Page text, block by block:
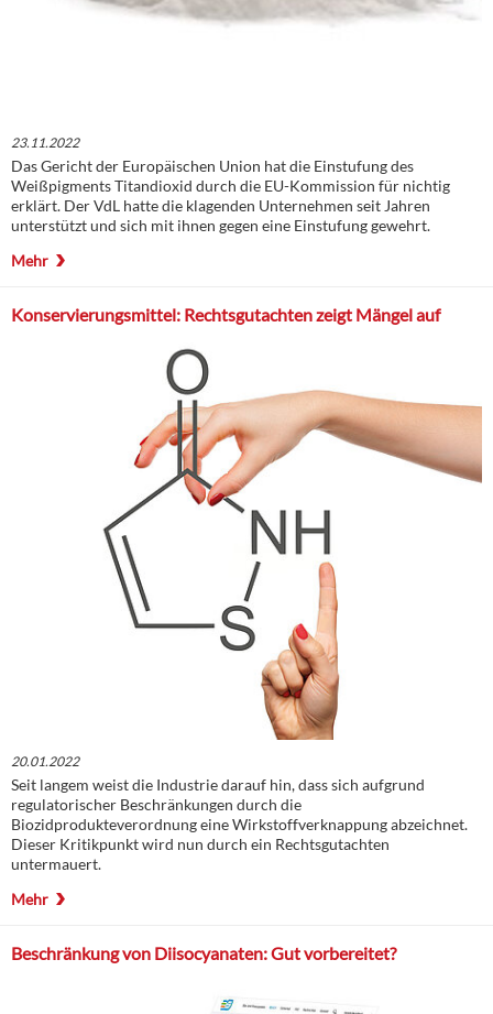
23.11.2022
Das Gericht der Europäischen Union hat die Einstufung des
Weißpigments Titandioxid durch die EU-Kommission für nichtig
erklärt. Der VdL hatte die klagenden Unternehmen seit Jahren
unterstützt und sich mit ihnen gegen eine Einstufung gewehrt.
Mehr
Konservierungsmittel: Rechtsgutachten zeigt Mängel auf
20.01.2022
Seit langem weist die Industrie darauf hin, dass sich aufgrund
regulatorischer Beschränkungen durch die
Biozidprodukteverordnung eine Wirkstoffverknappung abzeichnet.
Dieser Kritikpunkt wird nun durch ein Rechtsgutachten
untermauert.
Mehr
Beschränkung von Diisocyanaten: Gut vorbereitet?